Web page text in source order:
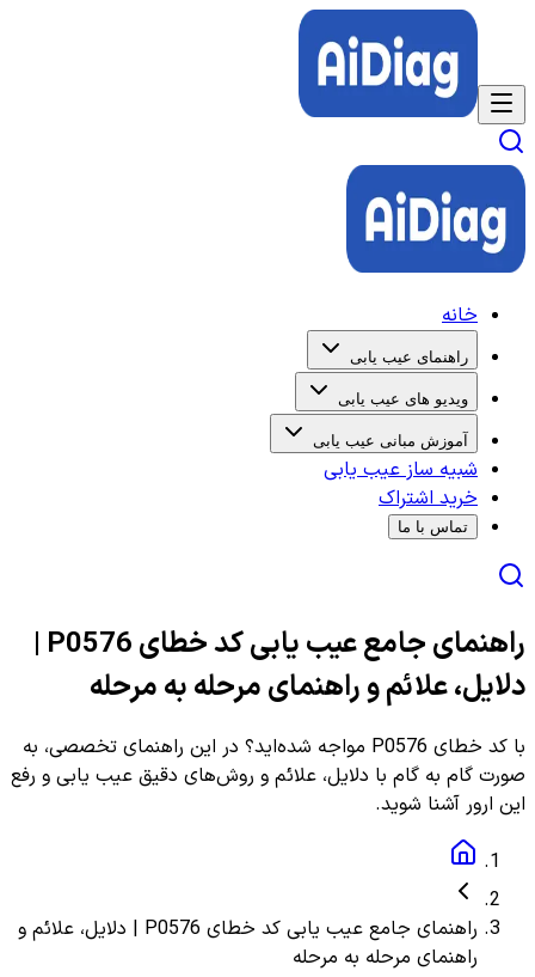
خانه
راهنمای عیب یابی
ویدیو های عیب یابی
آموزش مبانی عیب یابی
شبیه ساز عیب یابی
خرید اشتراک
تماس با ما
راهنمای جامع عیب یابی کد خطای P0576 |
دلایل، علائم و راهنمای مرحله به مرحله
با کد خطای P0576 مواجه شده‌اید؟ در این راهنمای تخصصی، به
صورت گام به گام با دلایل، علائم و روش‌های دقیق عیب یابی و رفع
این ارور آشنا شوید.
راهنمای جامع عیب یابی کد خطای P0576 | دلایل، علائم و
راهنمای مرحله به مرحله